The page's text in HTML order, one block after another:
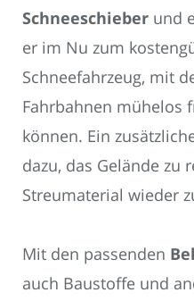
Schneeschieber und
er im Nu zum
Schneefahrzeug, mit
Fahrbahnen mühelos
können. Ein
dazu, das Gelände zu
Streumaterial wieder
Mit den passenden
auch Baustoffe und